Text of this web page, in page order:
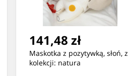
141,48 zł
Maskotka z pozytywką, słoń, z
kolekcji: natura